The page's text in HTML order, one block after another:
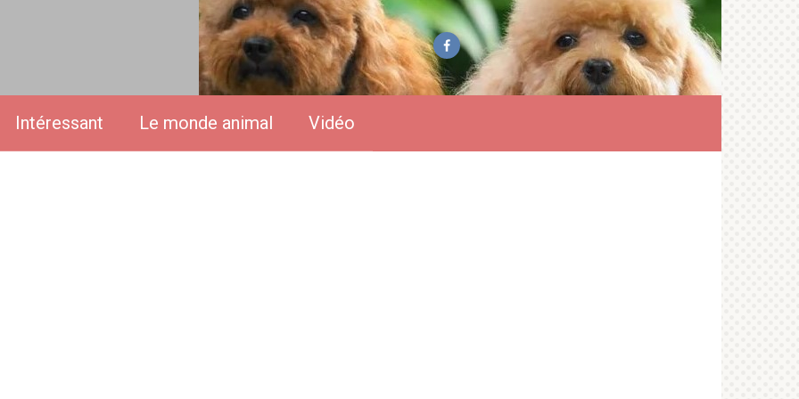
Intéressant Le monde animal Vidéo